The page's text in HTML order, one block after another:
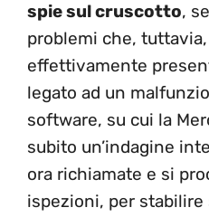
spie sul cruscotto,
problemi che,
effettivamente
legato ad un
software, su cui la
subito un’indagine
ora richiamate e si
ispezioni, per stabilire